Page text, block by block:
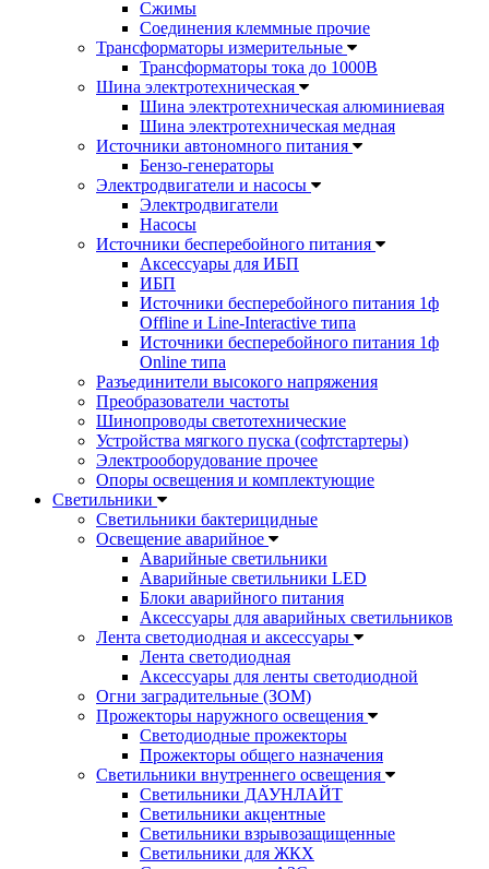
Сжимы
Соединения клеммные прочие
Трансформаторы измерительные
Трансформаторы тока до 1000В
Шина электротехническая
Шина электротехническая алюминиевая
Шина электротехническая медная
Источники автономного питания
Бензо-генераторы
Электродвигатели и насосы
Электродвигатели
Насосы
Источники бесперебойного питания
Аксессуары для ИБП
ИБП
Источники бесперебойного питания 1ф
Offline и Line-Interactive типа
Источники бесперебойного питания 1ф
Online типа
Разъединители высокого напряжения
Преобразователи частоты
Шинопроводы светотехнические
Устройства мягкого пуска (софтстартеры)
Электрооборудование прочее
Опоры освещения и комплектующие
Светильники
Светильники бактерицидные
Освещение аварийное
Аварийные светильники
Аварийные светильники LED
Блоки аварийного питания
Аксессуары для аварийных светильников
Лента светодиодная и аксессуары
Лента светодиодная
Аксессуары для ленты светодиодной
Огни заградительные (ЗОМ)
Прожекторы наружного освещения
Светодиодные прожекторы
Прожекторы общего назначения
Светильники внутреннего освещения
Светильники ДАУНЛАЙТ
Светильники акцентные
Светильники взрывозащищенные
Светильники для ЖКХ